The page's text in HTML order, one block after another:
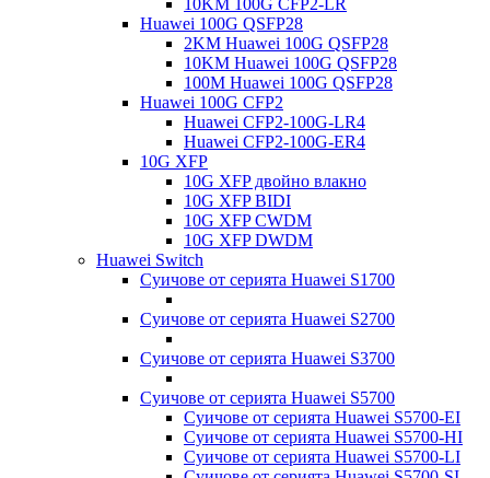
10KM 100G CFP2-LR
Huawei 100G QSFP28
2KM Huawei 100G QSFP28
10KM Huawei 100G QSFP28
100M Huawei 100G QSFP28
Huawei 100G CFP2
Huawei CFP2-100G-LR4
Huawei CFP2-100G-ER4
10G XFP
10G XFP двойно влакно
10G XFP BIDI
10G XFP CWDM
10G XFP DWDM
Huawei Switch
Суичове от серията Huawei S1700
Суичове от серията Huawei S2700
Суичове от серията Huawei S3700
Суичове от серията Huawei S5700
Суичове от серията Huawei S5700-EI
Суичове от серията Huawei S5700-HI
Суичове от серията Huawei S5700-LI